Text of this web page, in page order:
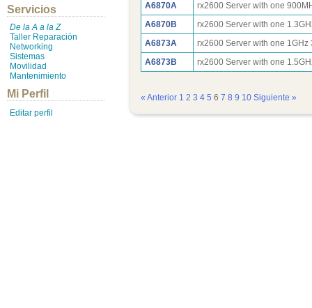
Servicios
De la A a la Z
Taller Reparación
Networking
Sistemas
Movilidad
Mantenimiento
Mi Perfil
Editar perfil
A6870A
rx2600 Server with one
A6870B
rx2600 Server with one
A6873A
rx2600 Server with one 1GHz
A6873B
rx2600 Server with one
« Anterior 1 2 3 4 5 6 7 8 9 10 Siguiente »